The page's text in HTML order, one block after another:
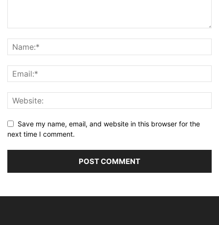
Save my name, email, and website in this browser for the
next time I comment.